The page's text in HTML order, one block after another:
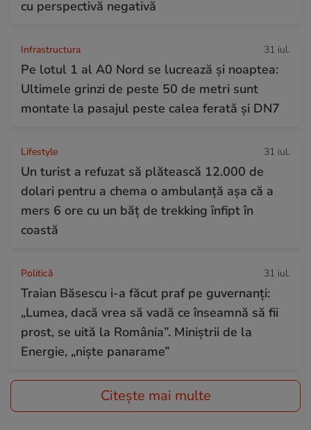
cu perspectivă negativă
Infrastructura 31 iul.
Pe lotul 1 al A0 Nord se lucrează și noaptea:
Ultimele grinzi de peste 50 de metri sunt
montate la pasajul peste calea ferată și DN7
Lifestyle 31 iul.
Un turist a refuzat să plătească 12.000 de
dolari pentru a chema o ambulanță așa că a
mers 6 ore cu un băț de trekking înfipt în
coastă
Politică 31 iul.
Traian Băsescu i-a făcut praf pe guvernanți:
„Lumea, dacă vrea să vadă ce înseamnă să fii
prost, se uită la România”. Miniștrii de la
Energie, „niște panarame”
Citește mai multe